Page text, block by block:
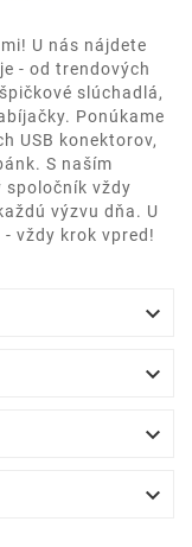
U nás nájdete
- od trendových
slúchadlá,
Ponúkame
USB konektorov,
S naším
spoločník vždy
výzvu dňa. U
vždy krok vpred!



